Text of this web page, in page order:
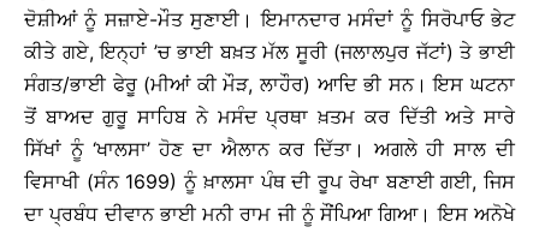
ਦੋਸ਼ੀਆਂ ਨੂੰ ਸਜ਼ਾਏ-ਮੌਤ ਸੁਣਾਈ। ਇਮਾਨਦਾਰ ਮਸੰਦਾਂ ਨੂੰ ਸਿਰੋਪਾਓ ਭੇਟ
ਕੀਤੇ ਗਏ, ਇਨ੍ਹਾਂ ’ਚ ਭਾਈ ਬਖ਼ਤ ਮੱਲ ਸੂਰੀ (ਜਲਾਲਪੁਰ ਜੱਟਾਂ) ਤੇ ਭਾਈ
ਸੰਗਤ/ਭਾਈ ਫੇਰੂ (ਮੀਆਂ ਕੀ ਮੌੜ, ਲਾਹੌਰ) ਆਦਿ ਭੀ ਸਨ। ਇਸ ਘਟਨਾ
ਤੋਂ ਬਾਅਦ ਗੁਰੂ ਸਾਹਿਬ ਨੇ ਮਸੰਦ ਪ੍ਰਥਾ ਖ਼ਤਮ ਕਰ ਦਿੱਤੀ ਅਤੇ ਸਾਰੇ
ਸਿੱਖਾਂ ਨੂੰ ‘ਖਾਲਸਾ’ ਹੋਣ ਦਾ ਐਲਾਨ ਕਰ ਦਿੱਤਾ। ਅਗਲੇ ਹੀ ਸਾਲ ਦੀ
ਵਿਸਾਖੀ (ਸੰਨ 1699) ਨੂੰ ਖ਼ਾਲਸਾ ਪੰਥ ਦੀ ਰੂਪ ਰੇਖਾ ਬਣਾਈ ਗਈ, ਜਿਸ
ਦਾ ਪ੍ਰਬੰਧ ਦੀਵਾਨ ਭਾਈ ਮਨੀ ਰਾਮ ਜੀ ਨੂੰ ਸੌਂਪਿਆ ਗਿਆ। ਇਸ ਅਨੋਖੇ